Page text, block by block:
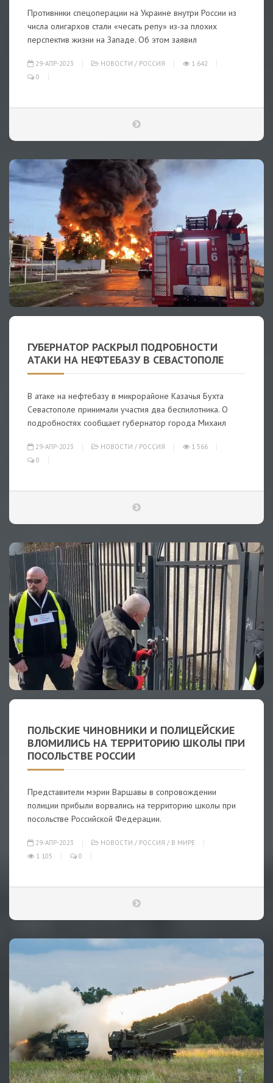
Противники спецоперации на Украине внутри России из
числа олигархов стали «чесать репу» из-за плохих
перспектив жизни на Западе. Об этом заявил
29-АПР-2023 НОВОСТИ / РОССИЯ
1 642
0
ГУБЕРНАТОР РАСКРЫЛ ПОДРОБНОСТИ
АТАКИ НА НЕФТЕБАЗУ В СЕВАСТОПОЛЕ
В атаке на нефтебазу в микрорайоне Казачья Бухта
Севастополе принимали участия два беспилотника. О
подробностях сообщает губернатор города Михаил
29-АПР-2023 НОВОСТИ / РОССИЯ
1 566
0
ПОЛЬСКИЕ ЧИНОВНИКИ И ПОЛИЦЕЙСКИЕ
ВЛОМИЛИСЬ НА ТЕРРИТОРИЮ ШКОЛЫ ПРИ
ПОСОЛЬСТВЕ РОССИИ
Представители мэрии Варшавы в сопровождении
полиции прибыли ворвались на территорию школы при
посольстве Российской Федерации.
29-АПР-2023 НОВОСТИ / РОССИЯ / В МИРЕ
1 105
0